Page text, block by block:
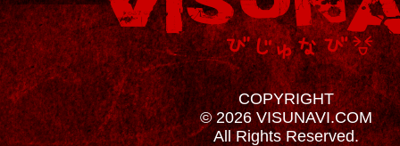
COPYRIGHT
© 2026 VISUNAVI.COM
All Rights Reserved.